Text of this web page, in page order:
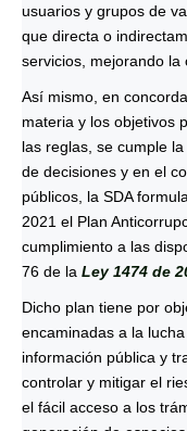
usuarios y grupos de
que directa o
servicios, mejorando la
Así mismo, en
materia y los objetivos
las reglas, se cumple
de decisiones y en el
públicos, la SDA
2021 el Plan
cumplimiento a las
76 de la Ley 1474 de
Dicho plan tiene por
encaminadas a la
información pública y
controlar y mitigar el
el fácil acceso a los